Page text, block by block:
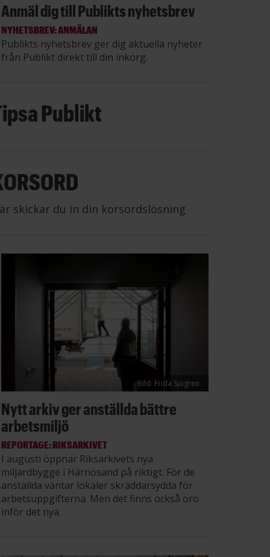
Anmäl dig till Publikts nyhetsbrev
NYHETSBREV: ANMÄLAN
Publikts nyhetsbrev ger dig aktuella nyheter
från Publikt direkt till din inkorg.
Publikt
skickar du in din korsordslösning
Bild: Frida Sjögren
Nytt arkiv ger anställda bättre
arbetsmiljö
REPORTAGE: RIKSARKIVET
I augusti öppnar Riksarkivets nya
miljardbygge i Härnösand på riktigt. För de
anställda väntar lokaler skräddarsydda för
arbetsuppgifterna. Men det finns också oro
inför det nya.